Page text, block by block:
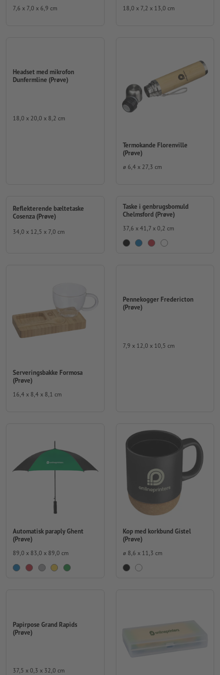
7,6 x 7,0 x 6,9 cm 18,0 x 7,2 x 13,0 cm
Headset med mikrofon
Dunfermline (Prøve)
18,0 x 20,0 x 8,2 cm
Termokande Florenville
(Prøve)
⌀ 6,4 x 27,3 cm
Reflekterende bæltetaske
Cosenza (Prøve)
34,0 x 12,5 x 7,0 cm
Taske i genbrugsbomuld
Chelmsford (Prøve)
37,6 x 41,7 x 0,2 cm
Serveringsbakke Formosa
(Prøve)
16,4 x 8,4 x 8,1 cm
Pennekogger Fredericton
(Prøve)
7,9 x 12,0 x 10,5 cm
Automatisk paraply Ghent
(Prøve)
89,0 x 83,0 x 89,0 cm
Kop med korkbund Gistel
(Prøve)
⌀ 8,6 x 11,3 cm
Papirpose Grand Rapids
(Prøve)
37,5 x 0,3 x 32,0 cm